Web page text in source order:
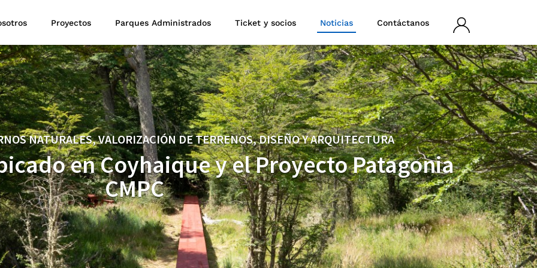
Proyectos Parques Administrados Ticket y socios Noticias
Contáctanos
sesión
NATURALES, VALORIZACIÓN DE TERRENOS, DISEÑO Y ARQUITECTURA
en Coyhaique y el Proyecto Patagonia
CMPC